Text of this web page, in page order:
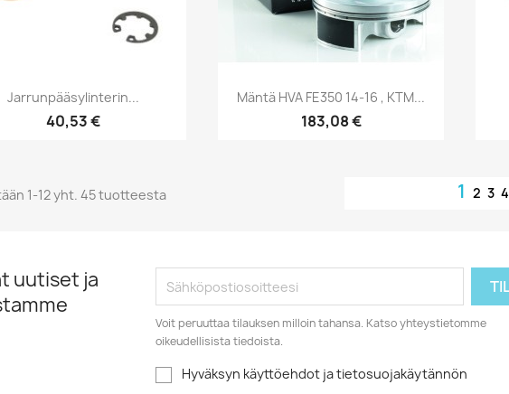
Pikakatselu
Jarrunpääsylinterin...
40,53 €
Pikakatselu
Mäntä HVA FE350 14-16 , KTM...
183,08 €
1-12 yht. 45 tuotteesta 1234
uutiset ja
Voit peruuttaa tilauksen milloin tahansa. Katso yhteystietomme
oikeudellisista tiedoista.
Hyväksyn käyttöehdot ja tietosuojakäytännön